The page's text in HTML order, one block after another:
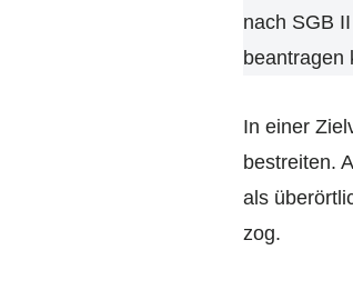
nach SGB
beantragen
In einer
bestreiten.
als
zog.